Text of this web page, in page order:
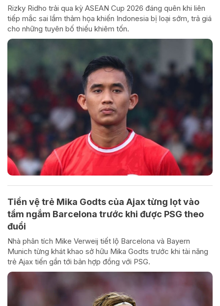
Rizky Ridho trải qua kỳ ASEAN Cup 2026 đáng quên khi liên
tiếp mắc sai lầm thảm họa khiến Indonesia bị loại sớm, trả giá
cho những tuyên bố thiếu khiêm tốn.
Tiền vệ trẻ Mika Godts của Ajax từng lọt vào
tầm ngắm Barcelona trước khi được PSG theo
đuổi
Nhà phân tích Mike Verweij tiết lộ Barcelona và Bayern
Munich từng khát khao sở hữu Mika Godts trước khi tài năng
trẻ Ajax tiến gần tới bản hợp đồng với PSG.